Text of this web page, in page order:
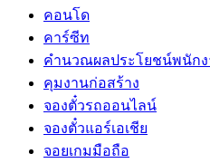
คอนโด
คาร์ซีท
คำนวณผลประโยชน์พนัก
คุมงานก่อสร้าง
จองตั๋วรถออนไลน์
จองตั๋วแอร์เอเชีย
จอยเกมมือถือ